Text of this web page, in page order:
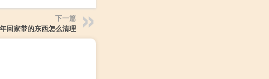
下一篇
回家带的东西怎么清理